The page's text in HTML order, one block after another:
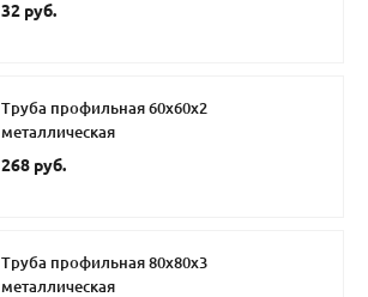
32 руб.
Труба профильная 60х60х2
металлическая
268 руб.
Труба профильная 80х80х3
металлическая